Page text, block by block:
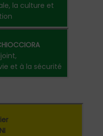
la culture et
et à la sécurité